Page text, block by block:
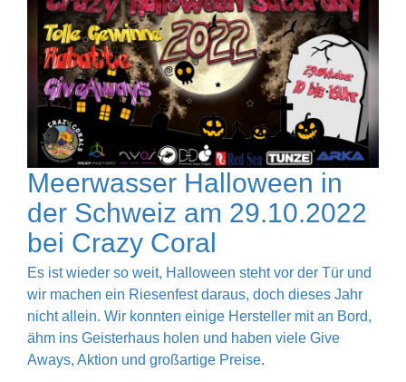
Meerwasser Halloween in
der Schweiz am 29.10.2022
bei Crazy Coral
Es ist wieder so weit, Halloween steht vor der Tür und
wir machen ein Riesenfest daraus, doch dieses Jahr
nicht allein. Wir konnten einige Hersteller mit an Bord,
ähm ins Geisterhaus holen und haben viele Give
Aways, Aktion und großartige Preise.